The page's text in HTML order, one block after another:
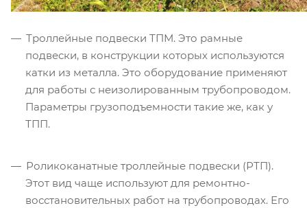
Троллейные подвески ТПМ. Это рамные
подвески, в конструкции которых используются
катки из металла. Это оборудование применяют
для работы с неизолированным трубопроводом.
Параметры грузоподъемности такие же, как у
ТПП.
Роликоканатные троллейные подвески (РТП).
Этот вид чаще используют для ремонтно-
восстановительных работ на трубопроводах. Его